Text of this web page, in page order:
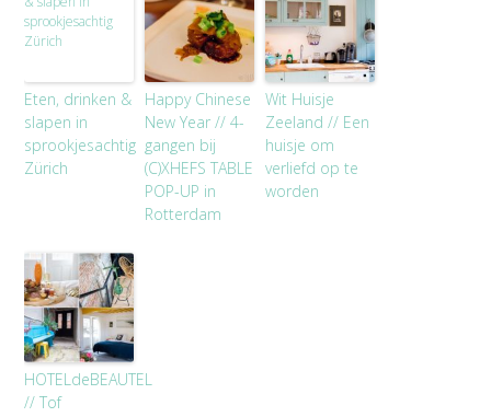
Eten, drinken &
slapen in
sprookjesachtig
Zürich
Happy Chinese
New Year // 4-
gangen bij
(C)XHEFS TABLE
POP-UP in
Rotterdam
Wit Huisje
Zeeland // Een
huisje om
verliefd op te
worden
HOTELdeBEAUTEL
// Tof